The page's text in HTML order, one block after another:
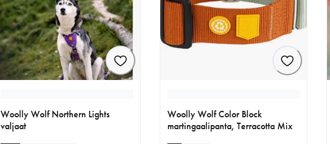
Woolly Wolf Northern Lights
valjaat
Woolly Wolf Color Block
martingaalipanta, Terracotta Mix